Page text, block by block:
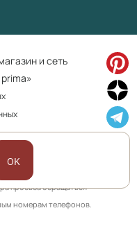
и сеть
публичной офертой
просьба обращаться
номерам телефонов.
OK